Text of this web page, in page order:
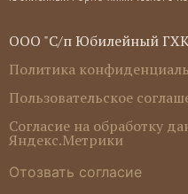
ООО "С/п Юбилейный
Политика
Пользовательское
Согласие на обработку
Яндекс.Метрики
Отозвать согласие